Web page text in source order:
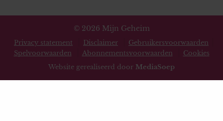
© 2026 Mijn Geheim
Privacy statement Disclaimer
Gebruikersvoorwaarden
Spelvoorwaarden
Abonnementsvoorwaarden
Cookies
Website gerealiseerd door MediaSoep